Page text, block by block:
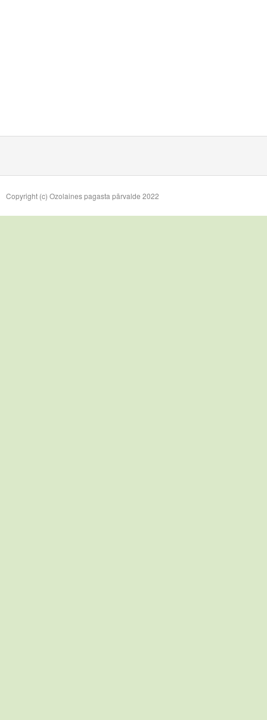
Copyright (c) Ozolaines pagasta pārvalde 2022